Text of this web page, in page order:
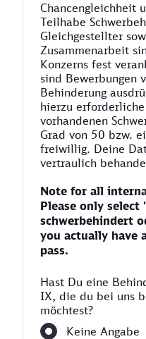
Chancengleichheit
Teilhabe
Gleichgestellter
Zusammenarbeit
Konzerns fest
sind Bewerbungen
Behinderung
hierzu
vorhandenen
Grad von 50 bzw.
freiwillig. Deine
vertraulich
Note for all
Please only select
schwerbehindert
you actually have
pass.
Hast Du eine
IX, die du bei uns
möchtest?
Keine Angabe